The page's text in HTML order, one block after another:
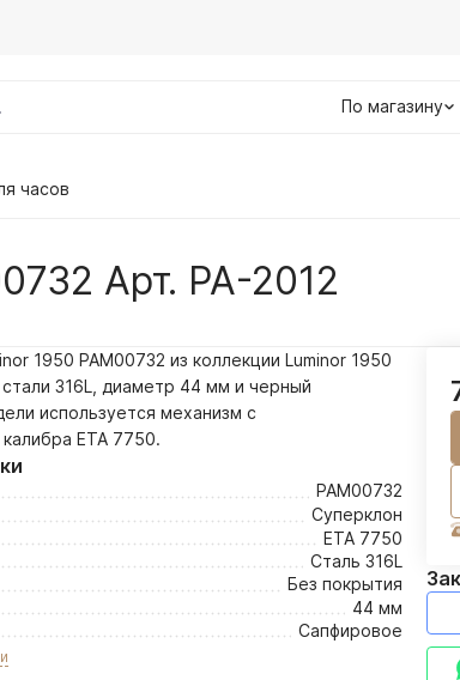
По магазину
часов
Арт. PA-2012
1950 PAM00732 из коллекции Luminor 1950
316L, диаметр 44 мм и черный
используется механизм с
ETA 7750.
PAM00732
Суперклон
ETA 7750
Сталь 316L
Без покрытия
44 мм
Сапфировое